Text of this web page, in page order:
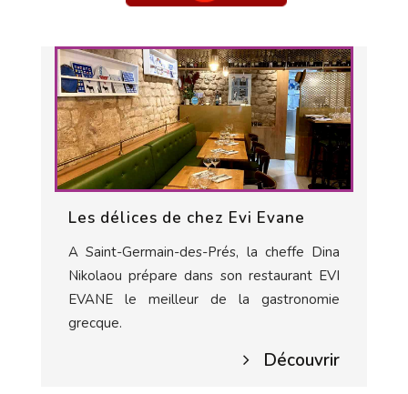
Les délices de chez Evi Evane
A Saint-Germain-des-Prés, la cheffe Dina
Nikolaou prépare dans son restaurant EVI
EVANE le meilleur de la gastronomie
grecque.
Découvrir